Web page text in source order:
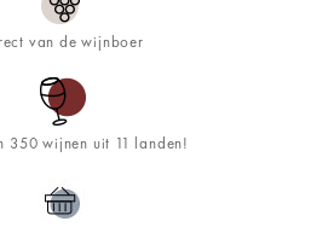
van de wijnboer
350 wijnen uit 11 landen!